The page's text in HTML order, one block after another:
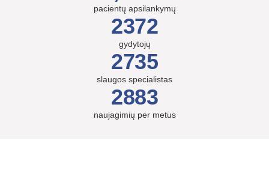
pacientų apsilankymų
2372
gydytojų
2735
slaugos specialistas
2883
naujagimių per metus